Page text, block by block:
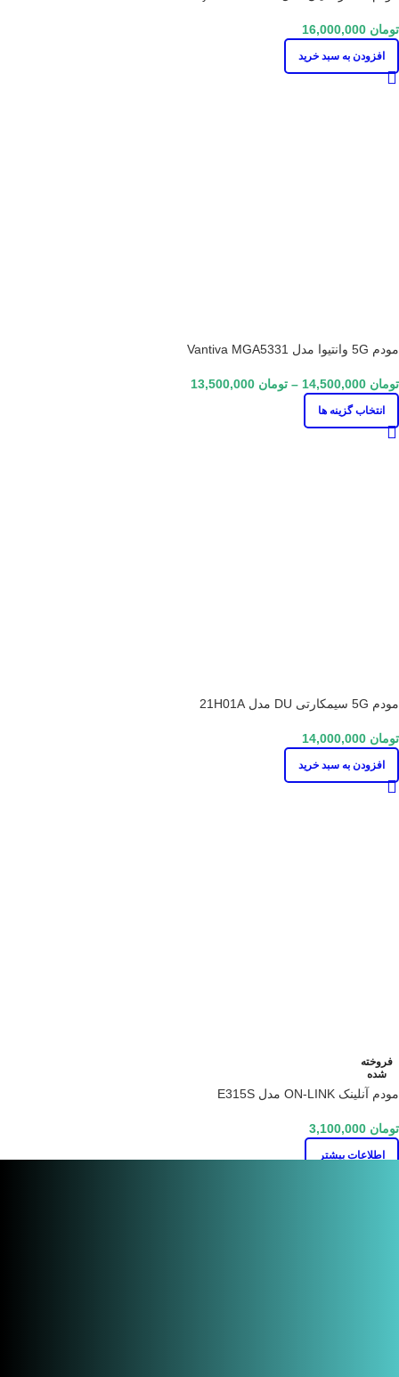
تومان
افزودن به سبد خرید
مودم 5G وانتیوا مدل Vantiva MGA5331
تومان – تومان
انتخاب گزینه ها
مودم 5G سیمکارتی DU مدل 21H01A
تومان
افزودن به سبد خرید
فروخته
شده
مودم آنلینک ON-LINK مدل E315S
تومان
اطلاعات بیشتر